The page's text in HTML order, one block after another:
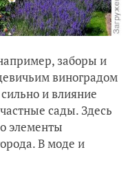
заборы и
виноградом
и влияние
сады. Здесь
элементы
В моде и